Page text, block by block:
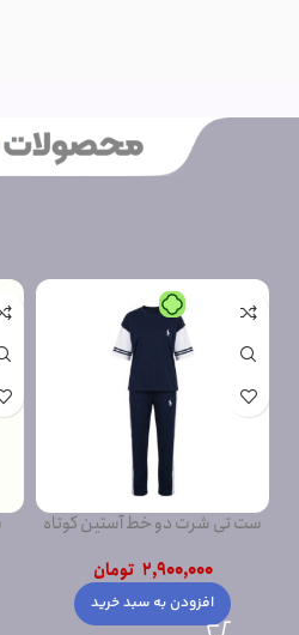
ست تی شرت دو خط آستین کوتاه
2,900,000 تومان
افزودن به سبد خرید